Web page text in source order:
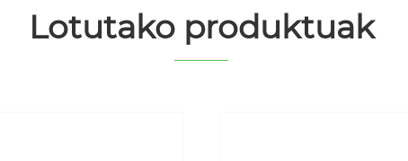
Lotutako produktuak